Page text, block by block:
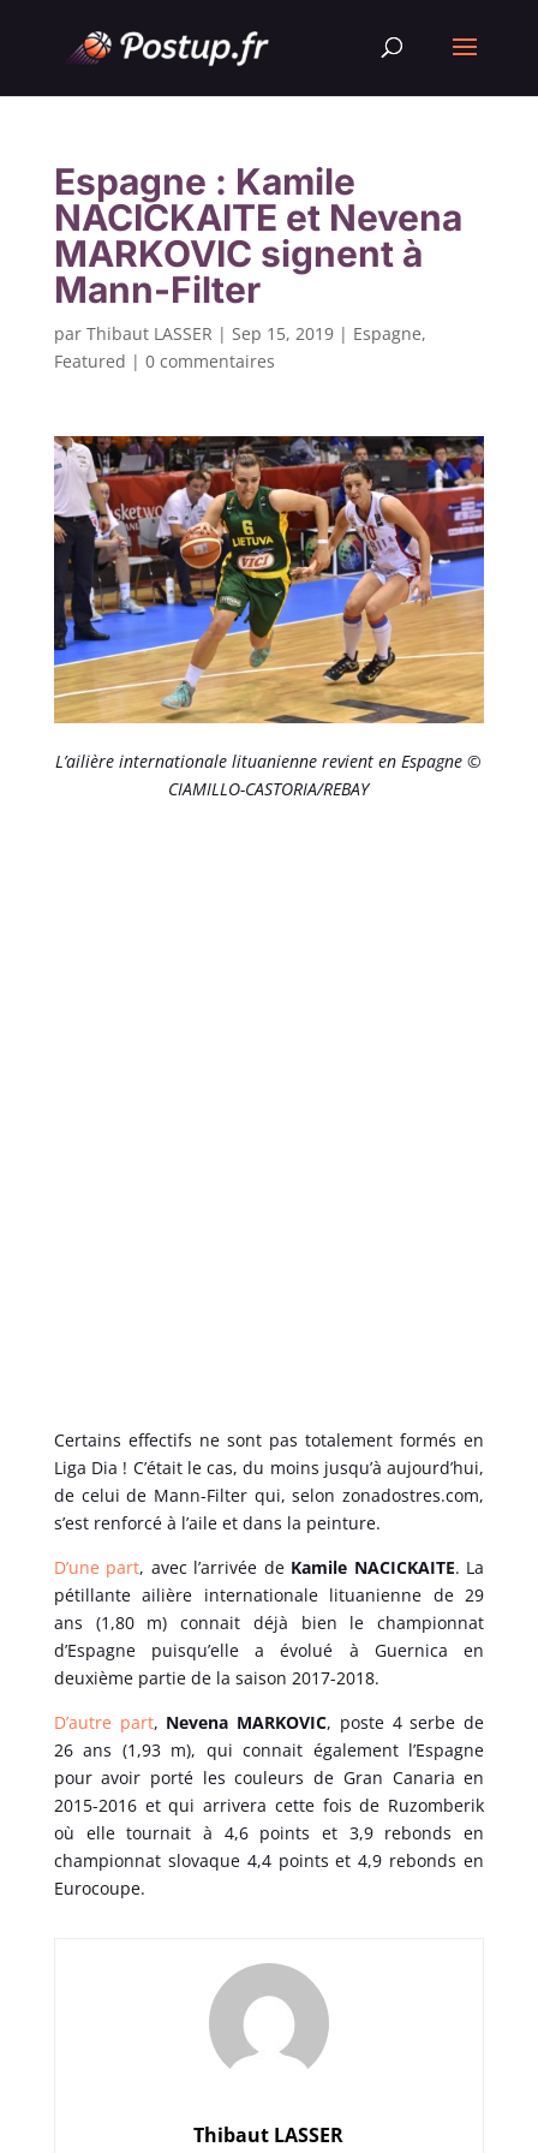
Espagne : Kamile
NACICKAITE et Nevena
MARKOVIC signent à
Mann-Filter
par Thibaut LASSER | Sep 15, 2019| Espagne,
Featured | 0 commentaires
L’ailière internationale lituanienne revient en Espagne ©
CIAMILLO-CASTORIA/REBAY
Certains effectifs ne sont pas totalement formés en
Liga Dia ! C’était le cas, du moins jusqu’à aujourd’hui,
de celui de Mann-Filter qui, selon zonadostres.com,
s’est renforcé à l’aile et dans la peinture.
D’une part, avec l’arrivée de Kamile NACICKAITE. La
pétillante ailière internationale lituanienne de 29
ans (1,80 m) connait déjà bien le championnat
d’Espagne puisqu’elle a évolué à Guernica en
deuxième partie de la saison 2017-2018.
D’autre part, Nevena MARKOVIC, poste 4 serbe de
26 ans (1,93 m), qui connait également l’Espagne
pour avoir porté les couleurs de Gran Canaria en
2015-2016 et qui arrivera cette fois de Ruzomberik
où elle tournait à 4,6 points et 3,9 rebonds en
championnat slovaque 4,4 points et 4,9 rebonds en
Eurocoupe.
Thibaut LASSER